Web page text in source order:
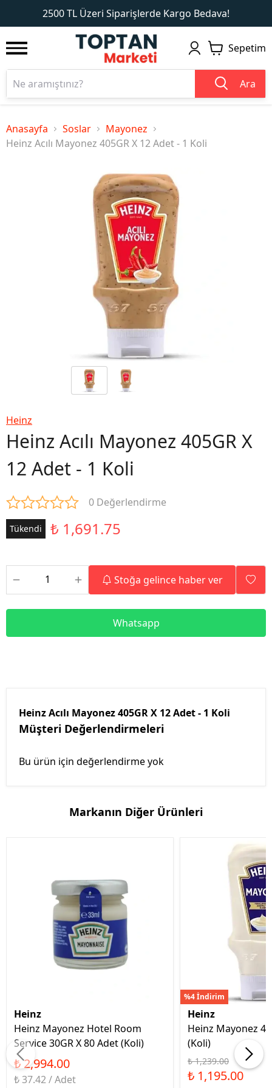
2500 TL Üzeri Siparişlerde Kargo Bedava!
1
Sepetim
Ara
Anasayfa Soslar
Mayonez
Heinz Acılı Mayonez 405GR X 12 Adet - 1 Koli
Heinz
Heinz Acılı Mayonez 405GR X
12 Adet - 1 Koli
0 Değerlendirme
Tükendi ₺ 1,691.75
Stoğa gelince haber ver
Whatsapp
Heinz Acılı Mayonez 405GR X 12 Adet - 1 Koli
Müşteri Değerlendirmeleri
Bu ürün için değerlendirme yok
Markanın Diğer Ürünleri
Heinz
Heinz Mayonez Hotel Room
Service 30GR X 80 Adet (Koli)
₺ 2,994.00
₺ 37.42 / Adet
%4 İndirim
Heinz
Heinz Mayonez
(Koli)
₺ 1,239.00
₺ 1,195.00